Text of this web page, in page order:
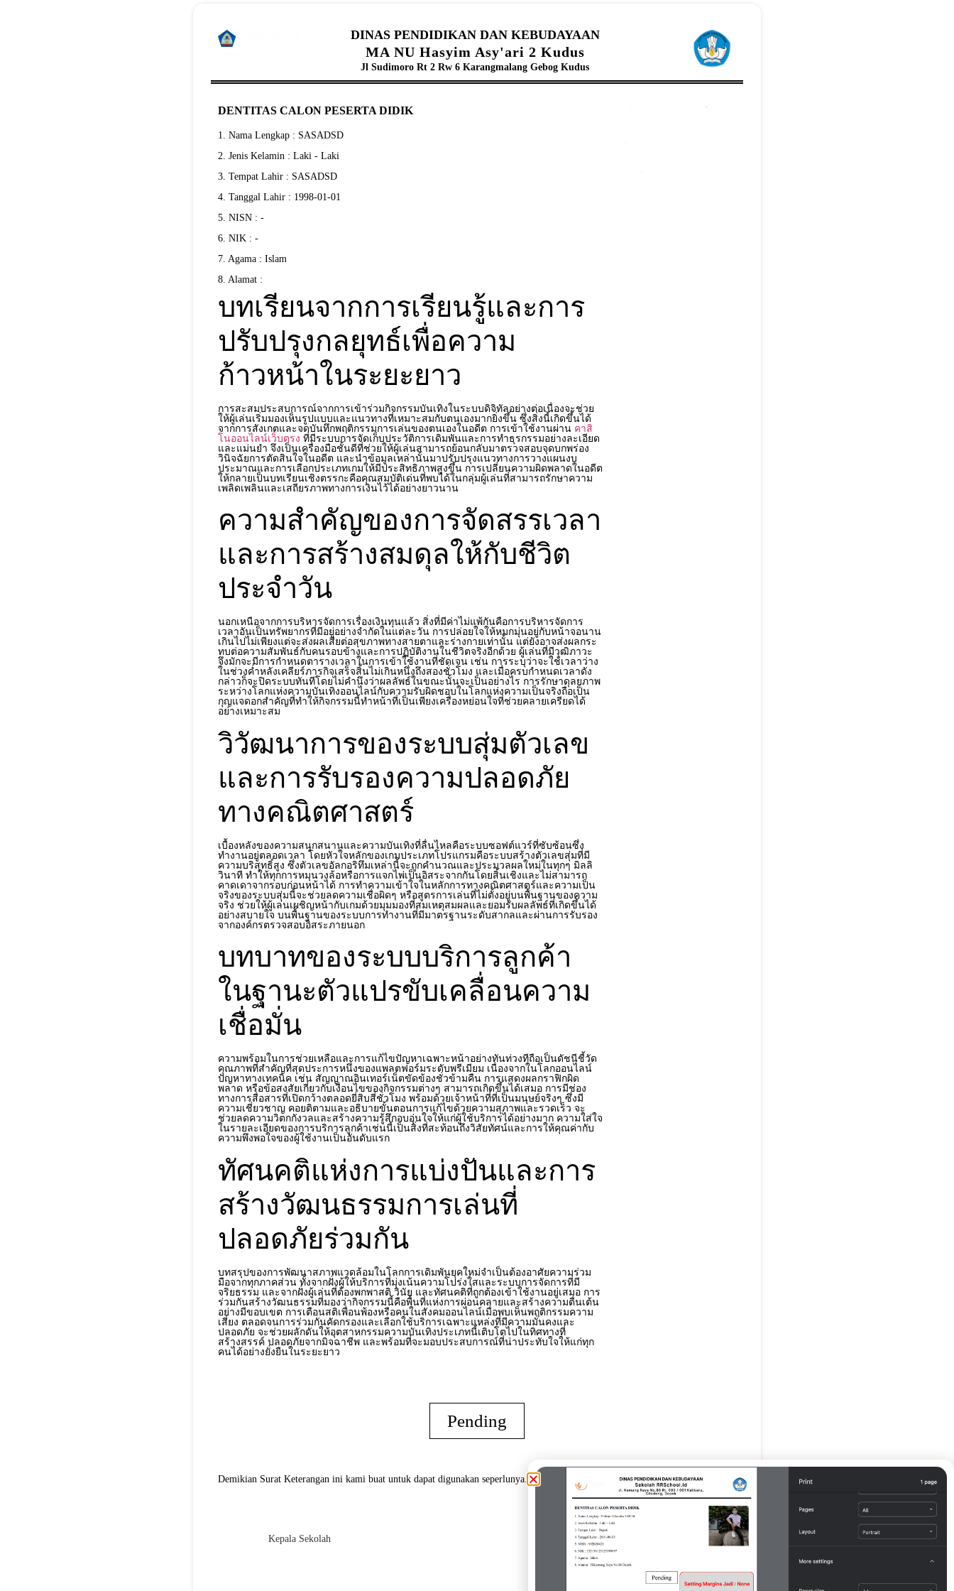
DINAS PENDIDIKAN DAN KEBUDAYAAN
MA NU Hasyim Asy'ari 2 Kudus
Jl Sudimoro Rt 2 Rw 6 Karangmalang Gebog Kudus
DENTITAS CALON PESERTA DIDIK
1. Nama Lengkap : SASADSD
2. Jenis Kelamin : Laki - Laki
3. Tempat Lahir : SASADSD
4. Tanggal Lahir : 1998-01-01
5. NISN : -
6. NIK : -
7. Agama : Islam
8. Alamat :
บทเรียนจากการเรียนรู้และการ
ปรับปรุงกลยุทธ์เพื่อความ
ก้าวหน้าในระยะยาว
การสะสมประสบการณ์จากการเข้าร่วมกิจกรรมบันเทิงในระบบดิจิทัลอย่างต่อเนื่องจะช่วย
ให้ผู้เล่นเริ่มมองเห็นรูปแบบและแนวทางที่เหมาะสมกับตนเองมากยิ่งขึ้น ซึ่งสิ่งนี้เกิดขึ้นได้
จากการสังเกตและจดบันทึกพฤติกรรมการเล่นของตนเองในอดีต การเข้าใช้งานผ่าน คาสิ
โนออนไลน์เว็บตรง ที่มีระบบการจัดเก็บประวัติการเดิมพันและการทำธุรกรรมอย่างละเอียด
และแม่นยำ จึงเป็นเครื่องมือชั้นดีที่ช่วยให้ผู้เล่นสามารถย้อนกลับมาตรวจสอบจุดบกพร่อง
วินิจฉัยการตัดสินใจในอดีต และนำข้อมูลเหล่านั้นมาปรับปรุงแนวทางการวางแผนงบ
ประมาณและการเลือกประเภทเกมให้มีประสิทธิภาพสูงขึ้น การเปลี่ยนความผิดพลาดในอดีต
ให้กลายเป็นบทเรียนเชิงตรรกะคือคุณสมบัติเด่นที่พบได้ในกลุ่มผู้เล่นที่สามารถรักษาความ
เพลิดเพลินและเสถียรภาพทางการเงินไว้ได้อย่างยาวนาน
ความสำคัญของการจัดสรรเวลา
และการสร้างสมดุลให้กับชีวิต
ประจำวัน
นอกเหนือจากการบริหารจัดการเรื่องเงินทุนแล้ว สิ่งที่มีค่าไม่แพ้กันคือการบริหารจัดการ
เวลาอันเป็นทรัพยากรที่มีอยู่อย่างจำกัดในแต่ละวัน การปล่อยใจให้หมกมุ่นอยู่กับหน้าจอนาน
เกินไปไม่เพียงแต่จะส่งผลเสียต่อสุขภาพทางสายตาและร่างกายเท่านั้น แต่ยังอาจส่งผลกระ
ทบต่อความสัมพันธ์กับคนรอบข้างและการปฏิบัติงานในชีวิตจริงอีกด้วย ผู้เล่นที่มีวุฒิภาวะ
จึงมักจะมีการกำหนดตารางเวลาในการเข้าใช้งานที่ชัดเจน เช่น การระบุว่าจะใช้เวลาว่าง
ในช่วงค่ำหลังเคลียร์ภารกิจเสร็จสิ้นไม่เกินหนึ่งถึงสองชั่วโมง และเมื่อครบกำหนดเวลาดัง
กล่าวก็จะปิดระบบทันทีโดยไม่คำนึงว่าผลลัพธ์ในขณะนั้นจะเป็นอย่างไร การรักษาดุลยภาพ
ระหว่างโลกแห่งความบันเทิงออนไลน์กับความรับผิดชอบในโลกแห่งความเป็นจริงถือเป็น
กุญแจดอกสำคัญที่ทำให้กิจกรรมนี้ทำหน้าที่เป็นเพียงเครื่องหย่อนใจที่ช่วยคลายเครียดได้
อย่างเหมาะสม
วิวัฒนาการของระบบสุ่มตัวเลข
และการรับรองความปลอดภัย
ทางคณิตศาสตร์
เบื้องหลังของความสนุกสนานและความบันเทิงที่ลื่นไหลคือระบบซอฟต์แวร์ที่ซับซ้อนซึ่ง
ทำงานอยู่ตลอดเวลา โดยหัวใจหลักของเกมประเภทโปรแกรมคือระบบสร้างตัวเลขสุ่มที่มี
ความบริสุทธิ์สูง ซึ่งตัวเลขอัลกอริทึมเหล่านี้จะถูกคำนวณและประมวลผลใหม่ในทุกๆ มิลลิ
วินาที ทำให้ทุกการหมุนวงล้อหรือการแจกไพ่เป็นอิสระจากกันโดยสิ้นเชิงและไม่สามารถ
คาดเดาจากรอบก่อนหน้าได้ การทำความเข้าใจในหลักการทางคณิตศาสตร์และความเป็น
จริงของระบบสุ่มนี้จะช่วยลดความเชื่อผิดๆ หรือสูตรการเล่นที่ไม่ตั้งอยู่บนพื้นฐานของความ
จริง ช่วยให้ผู้เล่นเผชิญหน้ากับเกมด้วยมุมมองที่สมเหตุสมผลและยอมรับผลลัพธ์ที่เกิดขึ้นได้
อย่างสบายใจ บนพื้นฐานของระบบการทำงานที่มีมาตรฐานระดับสากลและผ่านการรับรอง
จากองค์กรตรวจสอบอิสระภายนอก
บทบาทของระบบบริการลูกค้า
ในฐานะตัวแปรขับเคลื่อนความ
เชื่อมั่น
ความพร้อมในการช่วยเหลือและการแก้ไขปัญหาเฉพาะหน้าอย่างทันท่วงทีถือเป็นดัชนีชี้วัด
คุณภาพที่สำคัญที่สุดประการหนึ่งของแพลตฟอร์มระดับพรีเมียม เนื่องจากในโลกออนไลน์
ปัญหาทางเทคนิค เช่น สัญญาณอินเทอร์เน็ตขัดข้องชั่วข้ามคืน การแสดงผลกราฟิกผิด
พลาด หรือข้อสงสัยเกี่ยวกับเงื่อนไขของกิจกรรมต่างๆ สามารถเกิดขึ้นได้เสมอ การมีช่อง
ทางการสื่อสารที่เปิดกว้างตลอดยี่สิบสี่ชั่วโมง พร้อมด้วยเจ้าหน้าที่ที่เป็นมนุษย์จริงๆ ซึ่งมี
ความเชี่ยวชาญ คอยติตามและอธิบายขั้นตอนการแก้ไขด้วยความสุภาพและรวดเร็ว จะ
ช่วยลดความวิตกกังวลและสร้างความรู้สึกอบอุ่นใจให้แก่ผู้ใช้บริการได้อย่างมาก ความใส่ใจ
ในรายละเอียดของการบริการลูกค้าเช่นนี้เป็นสิ่งที่สะท้อนถึงวิสัยทัศน์และการให้คุณค่ากับ
ความพึงพอใจของผู้ใช้งานเป็นอันดับแรก
ทัศนคติแห่งการแบ่งปันและการ
สร้างวัฒนธรรมการเล่นที่
ปลอดภัยร่วมกัน
บทสรุปของการพัฒนาสภาพแวดล้อมในโลกการเดิมพันยุคใหม่จำเป็นต้องอาศัยความร่วม
มือจากทุกภาคส่วน ทั้งจากฝั่งผู้ให้บริการที่มุ่งเน้นความโปร่งใสและระบบการจัดการที่มี
จริยธรรม และจากฝั่งผู้เล่นที่ต้องพกพาสติ วินัย และทัศนคติที่ถูกต้องเข้าใช้งานอยู่เสมอ การ
ร่วมกันสร้างวัฒนธรรมที่มองว่ากิจกรรมนี้คือพื้นที่แห่งการผ่อนคลายและสร้างความตื่นเต้น
อย่างมีขอบเขต การเตือนสติเพื่อนพ้องหรือคนในสังคมออนไลน์เมื่อพบเห็นพฤติกรรมความ
เสี่ยง ตลอดจนการร่วมกันคัดกรองและเลือกใช้บริการเฉพาะแหล่งที่มีความมั่นคงและ
ปลอดภัย จะช่วยผลักดันให้อุตสาหกรรมความบันเทิงประเภทนี้เติบโตไปในทิศทางที่
สร้างสรรค์ ปลอดภัยจากมิจฉาชีพ และพร้อมที่จะมอบประสบการณ์ที่น่าประทับใจให้แก่ทุก
คนได้อย่างยั่งยืนในระยะยาว
Pending
Demikian Surat Keterangan ini kami buat untuk dapat digunakan seperlunya.
Kepala Sekolah